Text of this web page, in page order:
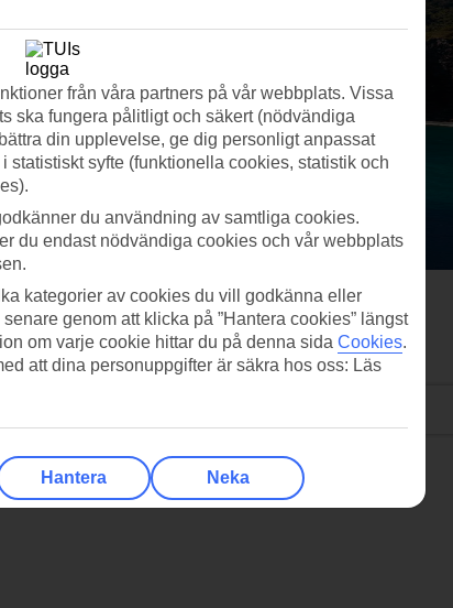
från våra partners på vår webbplats. Vissa
ska fungera pålitligt och säkert (nödvändiga
din upplevelse, ge dig personligt anpassat
statistiskt syfte (funktionella cookies, statistik och
du användning av samtliga cookies.
du endast nödvändiga cookies och vår webbplats
kategorier av cookies du vill godkänna eller
genom att klicka på ”Hantera cookies” längst
om varje cookie hittar du på denna sida Cookies.
att dina personuppgifter är säkra hos oss: Läs
Hantera Neka